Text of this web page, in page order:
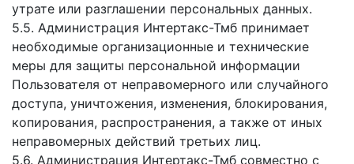
утрате или разглашении персональных данных.
5.5. Администрация Интертакс-Тмб принимает
необходимые организационные и технические
меры для защиты персональной информации
Пользователя от неправомерного или случайного
доступа, уничтожения, изменения, блокирования,
копирования, распространения, а также от иных
неправомерных действий третьих лиц.
5.6. Администрация Интертакс-Тмб совместно с